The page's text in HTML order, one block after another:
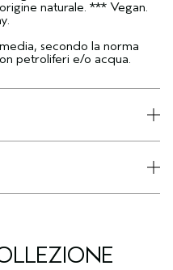
naturale. *** Vegan.
secondo la norma
petroliferi e/o acqua.